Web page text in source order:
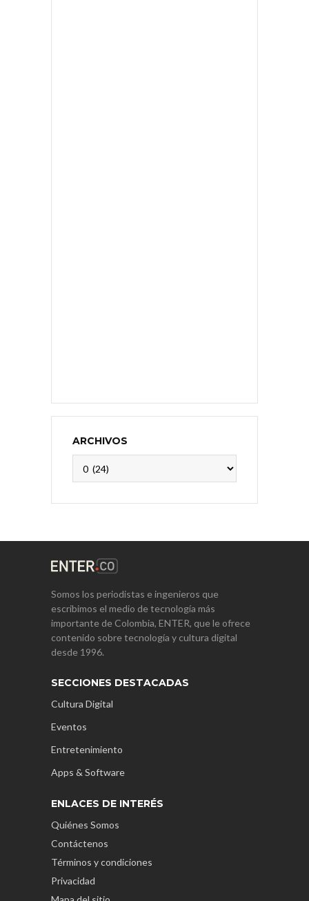
ARCHIVOS
Somos los periodistas e ingenieros que
escribimos el medio de tecnología más
importante de Colombia, ENTER, que le ofrece
contenido sobre tecnología y cultura digital
desde 1996.
SECCIONES DESTACADAS
Cultura Digital
Eventos
Entretenimiento
Apps & Software
ENLACES DE INTERÉS
Quiénes Somos
Contáctenos
Términos y condiciones
Privacidad